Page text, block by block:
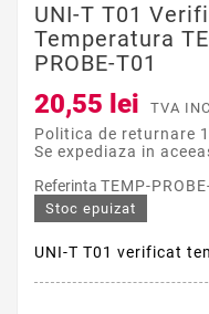
UNI-T T01
Temperatura
PROBE-T01
20,55 lei TVA
Politica de returnare
Se expediaza in
Referinta TEMP-
Stoc epuizat
UNI-T T01 verificat